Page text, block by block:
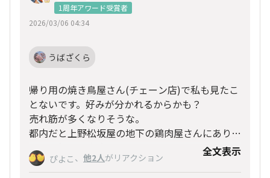
1周年アワード受賞者
2026/03/06 04:34
うばざくら
帰り用の焼き鳥屋さん(チェーン店)で私も見たこ
とないです。好みが分かれるからかも？
売れ筋が多くなりそうな。
都内だと上野松坂屋の地下の鶏肉屋さんにありま
した、初めて生肉で見つけてびっくりです。
ぴよこ 、 他2人がリアクション 全文表示